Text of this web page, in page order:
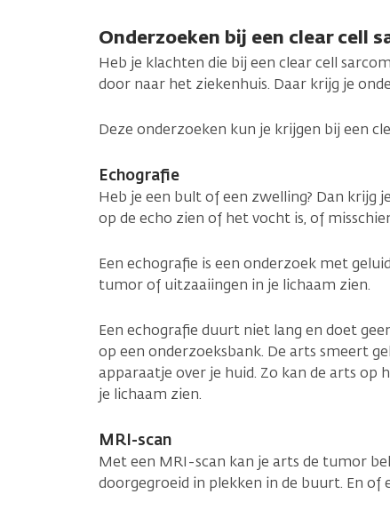
Onderzoeken bij een clear cell
Heb je klachten die bij een clear cell
door naar het ziekenhuis. Daar krijg je
Deze onderzoeken kun je krijgen bij een
Echografie
Heb je een bult of een zwelling? Dan krijg
op de echo zien of het vocht is, of
Een echografie is een onderzoek met
tumor of uitzaaiingen in je lichaam zien.
Een echografie duurt niet lang en doet
op een onderzoeksbank. De arts smeert
apparaatje over je huid. Zo kan de arts op
je lichaam zien.
MRI-scan
Met een MRI-scan kan je arts de tumor
doorgegroeid in plekken in de buurt. En of